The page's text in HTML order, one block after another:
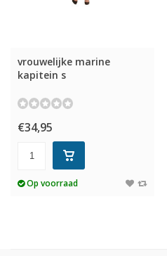
vrouwelijke marine
kapitein s
€34,95
Op voorraad